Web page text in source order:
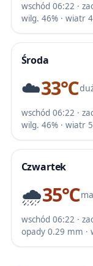
wschód 06:22 ·
wilg. 46% · wiatr
Środa
☁️33℃
wschód 06:22 ·
wilg. 46% · wiatr
Czwartek
🌧️35℃
wschód 06:22 ·
opady 0.29 mm ·